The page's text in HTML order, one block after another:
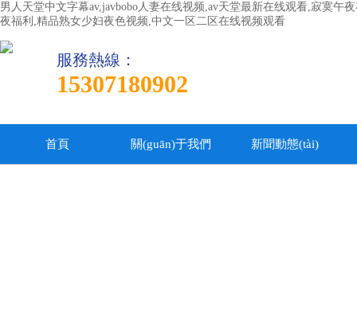
男人天堂中文字幕av,javbobo人妻在线视频,av天堂最新在线观看,寂寞
夜福利,精品熟女少妇夜色视频,中文一区二区在线视频观看
服務熱線：
15307180902
首頁 關(guān)于我們 新聞動態(tài)